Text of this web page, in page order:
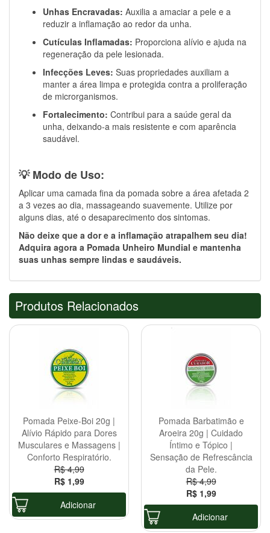
Unhas Encravadas: Auxilia a amaciar a pele e a
reduzir a inflamação ao redor da unha.
Cutículas Inflamadas: Proporciona alívio e ajuda na
regeneração da pele lesionada.
Infecções Leves: Suas propriedades auxiliam a
manter a área limpa e protegida contra a proliferação
de microrganismos.
Fortalecimento: Contribui para a saúde geral da
unha, deixando-a mais resistente e com aparência
saudável.
💡 Modo de Uso:
Aplicar uma camada fina da pomada sobre a área afetada 2
a 3 vezes ao dia, massageando suavemente. Utilize por
alguns dias, até o desaparecimento dos sintomas.
Não deixe que a dor e a inflamação atrapalhem seu dia!
Adquira agora a Pomada Unheiro Mundial e mantenha
suas unhas sempre lindas e saudáveis.
Produtos Relacionados
Pomada Peixe-Boi 20g |
Alívio Rápido para Dores
Musculares e Massagens |
Conforto Respiratório.
R$ 4,99
R$ 1,99
Adicionar
Pomada Barbatimão e
Aroeira 20g | Cuidado
Íntimo e Tópico |
Sensação de Refrescância
da Pele.
R$ 4,99
R$ 1,99
Adicionar